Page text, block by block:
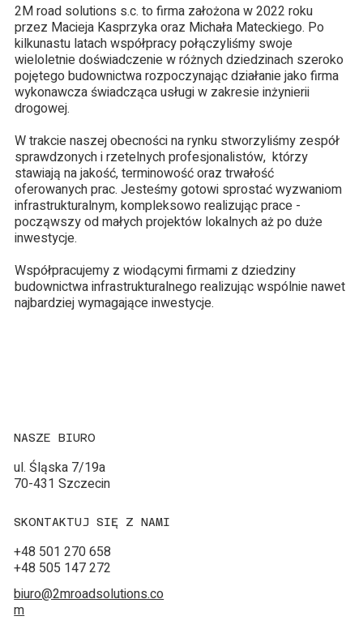
2M road solutions s.c. to firma założona w 2022 roku
przez Macieja Kasprzyka oraz Michała Mateckiego. Po
kilkunastu latach współpracy połączyliśmy swoje
wieloletnie doświadczenie w różnych dziedzinach szeroko
pojętego budownictwa rozpoczynając działanie jako firma
wykonawcza świadcząca usługi w zakresie inżynierii
drogowej.
W trakcie naszej obecności na rynku stworzyliśmy zespół
sprawdzonych i rzetelnych profesjonalistów, którzy
stawiają na jakość, terminowość oraz trwałość
oferowanych prac. Jesteśmy gotowi sprostać wyzwaniom
infrastrukturalnym, kompleksowo realizując prace -
począwszy od małych projektów lokalnych aż po duże
inwestycje.
Współpracujemy z wiodącymi firmami z dziedziny
budownictwa infrastrukturalnego realizując wspólnie nawet
najbardziej wymagające inwestycje.
NASZE BIURO
ul. Śląska 7/19a
70-431 Szczecin
SKONTAKTUJ SIĘ Z NAMI
+48 501 270 658
+48 505 147 272
biuro@2mroadsolutions.co
m